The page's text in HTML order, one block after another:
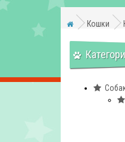
Кошки